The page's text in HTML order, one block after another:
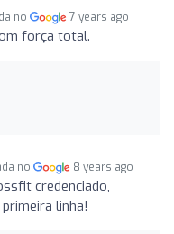
no 7 years ago
força total.
no 8 years ago
credenciado,
linha!